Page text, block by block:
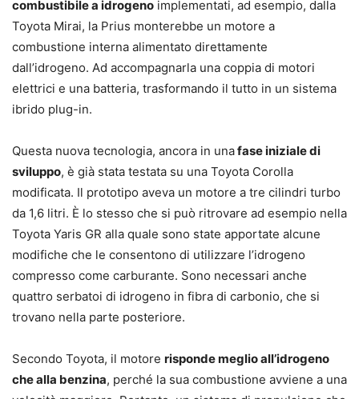
combustibile a idrogeno implementati, ad esempio, dalla
Toyota Mirai, la Prius monterebbe un motore a
combustione interna alimentato direttamente
dall’idrogeno. Ad accompagnarla una coppia di motori
elettrici e una batteria, trasformando il tutto in un sistema
ibrido plug-in.
Questa nuova tecnologia, ancora in unafase iniziale di
sviluppo, è già stata testata su una Toyota Corolla
modificata. Il prototipo aveva un motore a tre cilindri turbo
da 1,6 litri. È lo stesso che si può ritrovare ad esempio nella
Toyota Yaris GR alla quale sono state apportate alcune
modifiche che le consentono di utilizzare l’idrogeno
compresso come carburante. Sono necessari anche
quattro serbatoi di idrogeno in fibra di carbonio, che si
trovano nella parte posteriore.
Secondo Toyota, il motore risponde meglio all’idrogeno
che alla benzina, perché la sua combustione avviene a una